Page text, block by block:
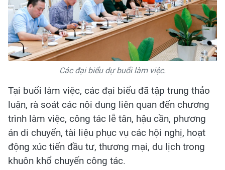
Các đại biểu dự buổi làm việc.
Tại buổi làm việc, các đại biểu đã tập trung thảo
luận, rà soát các nội dung liên quan đến chương
trình làm việc, công tác lễ tân, hậu cần, phương
án di chuyển, tài liệu phục vụ các hội nghị, hoạt
động xúc tiến đầu tư, thương mại, du lịch trong
khuôn khổ chuyến công tác.